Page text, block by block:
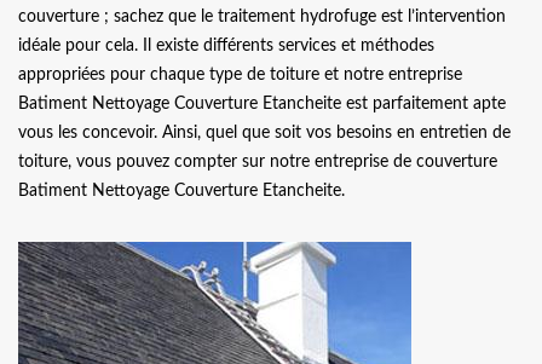
couverture ; sachez que le traitement hydrofuge est l’intervention
idéale pour cela. Il existe différents services et méthodes
appropriées pour chaque type de toiture et notre entreprise
Batiment Nettoyage Couverture Etancheite est parfaitement apte
vous les concevoir. Ainsi, quel que soit vos besoins en entretien de
toiture, vous pouvez compter sur notre entreprise de couverture
Batiment Nettoyage Couverture Etancheite.